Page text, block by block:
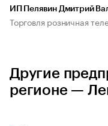
ИП Пелявин Дмитрий
Торговля розничная
Другие
регионе —